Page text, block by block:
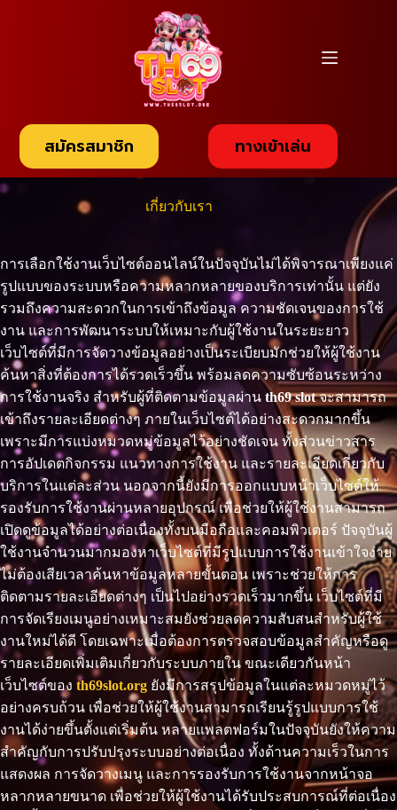
สมัครสมาชิก ทางเข้าเล่น
เกี่ยวกับเรา
การเลือกใช้งานเว็บไซต์ออนไลน์ในปัจจุบันไม่ได้พิจารณาเพียงแค่
รูปแบบของระบบหรือความหลากหลายของบริการเท่านั้น แต่ยัง
รวมถึงความสะดวกในการเข้าถึงข้อมูล ความชัดเจนของการใช้
งาน และการพัฒนาระบบให้เหมาะกับผู้ใช้งานในระยะยาว
เว็บไซต์ที่มีการจัดวางข้อมูลอย่างเป็นระเบียบมักช่วยให้ผู้ใช้งาน
ค้นหาสิ่งที่ต้องการได้รวดเร็วขึ้น พร้อมลดความซับซ้อนระหว่าง
การใช้งานจริง สำหรับผู้ที่ติดตามข้อมูลผ่าน th69 slotจะสามารถ
เข้าถึงรายละเอียดต่างๆ ภายในเว็บไซต์ได้อย่างสะดวกมากขึ้น
เพราะมีการแบ่งหมวดหมู่ข้อมูลไว้อย่างชัดเจน ทั้งส่วนข่าวสาร
การอัปเดตกิจกรรม แนวทางการใช้งาน และรายละเอียดเกี่ยวกับ
บริการในแต่ละส่วน นอกจากนี้ยังมีการออกแบบหน้าเว็บไซต์ให้
รองรับการใช้งานผ่านหลายอุปกรณ์ เพื่อช่วยให้ผู้ใช้งานสามารถ
เปิดดูข้อมูลได้อย่างต่อเนื่องทั้งบนมือถือและคอมพิวเตอร์ ปัจจุบันผู้
ใช้งานจำนวนมากมองหาเว็บไซต์ที่มีรูปแบบการใช้งานเข้าใจง่าย
ไม่ต้องเสียเวลาค้นหาข้อมูลหลายขั้นตอน เพราะช่วยให้การ
ติดตามรายละเอียดต่างๆ เป็นไปอย่างรวดเร็วมากขึ้น เว็บไซต์ที่มี
การจัดเรียงเมนูอย่างเหมาะสมยังช่วยลดความสับสนสำหรับผู้ใช้
งานใหม่ได้ดี โดยเฉพาะเมื่อต้องการตรวจสอบข้อมูลสำคัญหรือดู
รายละเอียดเพิ่มเติมเกี่ยวกับระบบภายใน ขณะเดียวกันหน้า
เว็บไซต์ของ th69slot.org ยังมีการสรุปข้อมูลในแต่ละหมวดหมู่ไว้
อย่างครบถ้วน เพื่อช่วยให้ผู้ใช้งานสามารถเรียนรู้รูปแบบการใช้
งานได้ง่ายขึ้นตั้งแต่เริ่มต้น หลายแพลตฟอร์มในปัจจุบันยังให้ความ
สำคัญกับการปรับปรุงระบบอย่างต่อเนื่อง ทั้งด้านความเร็วในการ
แสดงผล การจัดวางเมนู และการรองรับการใช้งานจากหน้าจอ
หลากหลายขนาด เพื่อช่วยให้ผู้ใช้งานได้รับประสบการณ์ที่ต่อเนื่อง